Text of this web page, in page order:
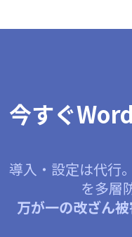
今すぐ
導入・設定は代行
を多層
万が一の改ざん